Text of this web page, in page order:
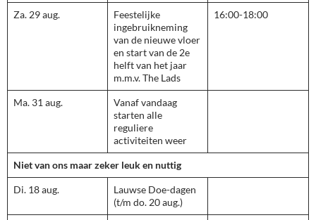
Za. 29 aug.
Feestelijke
ingebruikneming
van de nieuwe vloer
en start van de 2e
helft van het jaar
m.m.v. The Lads
16:00-18:00
Ma. 31 aug.
Vanaf vandaag
starten alle
reguliere
activiteiten weer
Niet van ons maar zeker leuk en nuttig
Di. 18 aug.
Lauwse Doe-dagen
(t/m do. 20 aug.)